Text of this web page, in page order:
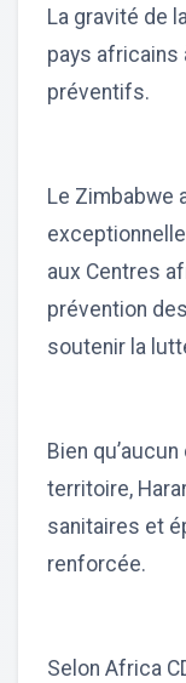
La gravité de
pays
préventifs.
Le Zimbabwe
aux Centres
prévention
soutenir la
Bien
territoire,
sanitaires et
renforcée.
Selon Africa